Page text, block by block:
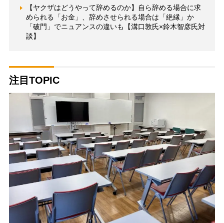
【ヤクザはどうやって辞めるのか】自ら辞める場合に求
められる「お金」、辞めさせられる場合は「絶縁」か
「破門」でニュアンスの違いも【溝口敦氏×鈴木智彦氏対
談】
注目TOPIC